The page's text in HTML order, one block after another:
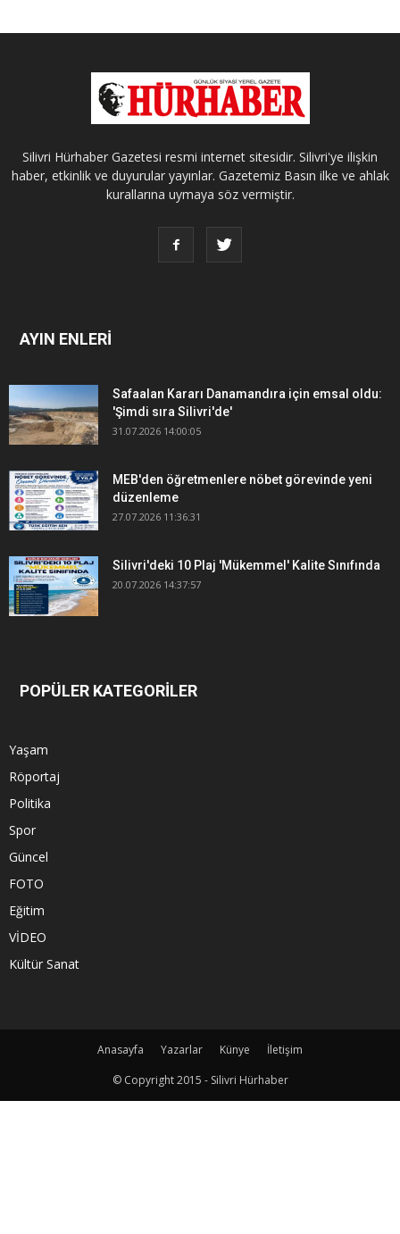
Silivri Hürhaber Gazetesi resmi internet sitesidir. Silivri'ye ilişkin
haber, etkinlik ve duyurular yayınlar. Gazetemiz Basın ilke ve ahlak
kurallarına uymaya söz vermiştir.
AYIN ENLERİ
Safaalan Kararı Danamandıra için emsal oldu:
'Şimdi sıra Silivri'de'
31.07.2026 14:00:05
MEB'den öğretmenlere nöbet görevinde yeni
düzenleme
27.07.2026 11:36:31
Silivri'deki 10 Plaj 'Mükemmel' Kalite Sınıfında
20.07.2026 14:37:57
POPÜLER KATEGORİLER
Yaşam
Röportaj
Politika
Spor
Güncel
FOTO
Eğitim
VİDEO
Kültür Sanat
Anasayfa Yazarlar Künye
İletişim
© Copyright 2015 - Silivri Hürhaber